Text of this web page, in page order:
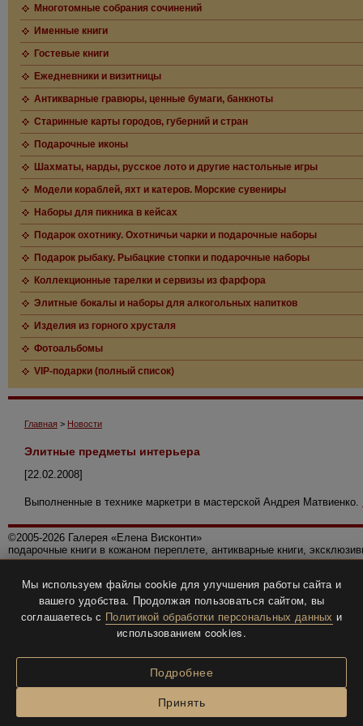
Многотомные собрания сочинений
Именные книги
Гостевые книги
Ежедневники и визитницы
Антикварные гравюры, ценные бумаги, банкноты
Старинные карты городов, губерний и стран
Подарочные иконы
Шахматы, нарды, русское лото и другие настольные игры
Модели кораблей, яхт и катеров. Морские сувениры
Наборы для пикника в кейсах
Подарок охотнику. Охотничьи чарки и подарочные наборы
Подарок рыбаку. Рыбацкие стопки и подарочные наборы
Коллекционные тарелки и сервизы из фарфора
Элитные бокалы и наборы для алкогольных напитков
Изделия из горного хрусталя
Фотоальбомы
VIP-подарки (полный список)
Главная > Новости
Элитные предметы интерьера
[22.02.2008]
Выполненные в технике маркетри в мастерской Андрея Матвиенко.
©2005-2026 Галерея «Елена Висконти»
подарочные книги в кожаном переплете, антикварные книги,
Политика конфиденциальности
Все права защищены.
Разработка и дизайнBTV-info.
Мы используем файлы cookie для улучшения работы сайта и
вашего удобства. Продолжая пользоваться сайтом, вы
соглашаетесь с Политикой обработки персональных данных и
использованием cookies.
Подробнее
Принять